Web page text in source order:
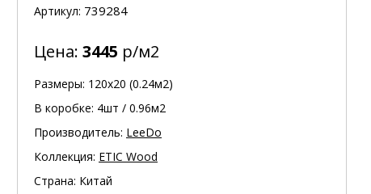
Артикул: 739284
Цена: 3445 р/м2
Размеры: 120х20 (0.24м2)
В коробке: 4шт / 0.96м2
Производитель: LeeDo
Коллекция: ETIC Wood
Страна: Китай